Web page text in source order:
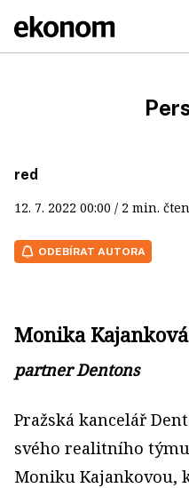
red
12. 7. 2022 00:00 / 2 min.
ODEBÍRAT AUTORA
Monika Kajanková
partner Dentons
Pražská kancelář
svého realitního
Moniku Kajankovou,